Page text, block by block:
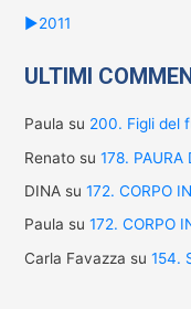
►2011
ULTIMI
Paula su 200. Figli del
Renatosu 178. PAURA
DINAsu 172. CORPO
Paula su 172. CORPO
Carla Favazza su 154.